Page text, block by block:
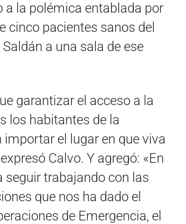
a la polémica entablada por
cinco pacientes sanos del
a una sala de ese
garantizar el acceso a la
los habitantes de la
importar el lugar en que viva
Calvo. Y agregó: «En
seguir trabajando con las
que nos ha dado el
de Emergencia, el